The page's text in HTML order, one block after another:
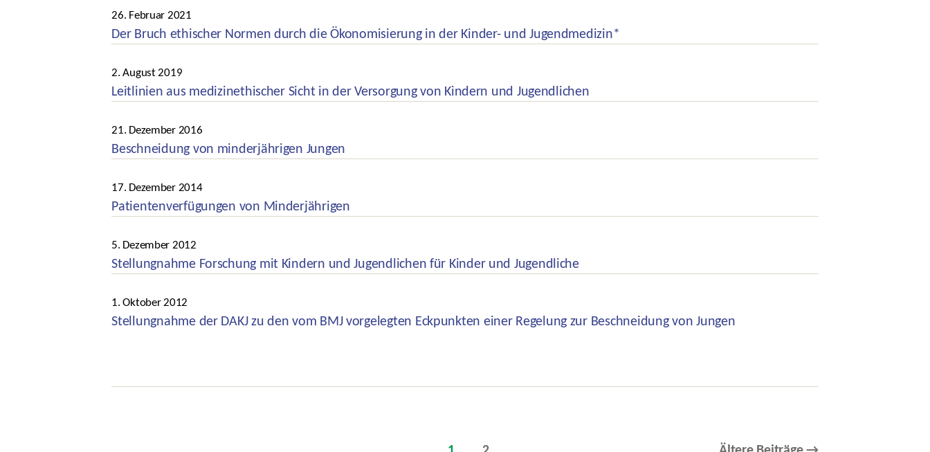
Kategorien
Veröffentlichungsdatum
26. Februar 2021
Der Bruch ethischer Normen durch die Ökonomisierung in der Kinder- und Jugendmedizin*
Kategorien
Veröffentlichungsdatum
2. August 2019
Leitlinien aus medizinethischer Sicht in der Versorgung von Kindern und Jugendlichen
Kategorien
Veröffentlichungsdatum
21. Dezember 2016
Beschneidung von minderjährigen Jungen
Kategorien
Veröffentlichungsdatum
17. Dezember 2014
Patientenverfügungen von Minderjährigen
Kategorien
Veröffentlichungsdatum
5. Dezember 2012
Stellungnahme Forschung mit Kindern und Jugendlichen für Kinder und Jugendliche
Kategorien
Veröffentlichungsdatum
1. Oktober 2012
Stellungnahme der DAKJ zu den vom BMJ vorgelegten Eckpunkten einer Regelung zur Beschneidung von Jungen